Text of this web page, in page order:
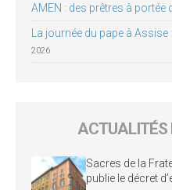
AMEN : des prêtres à portée
La journée du pape à Assise
2026
ACTUALITÉS
Sacres de la
publie le décret